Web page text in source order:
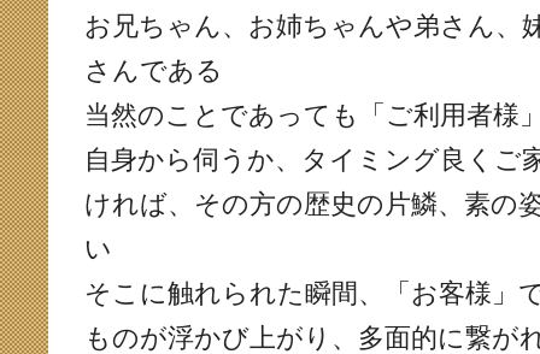
お兄ちゃん、お姉ちゃんや弟さん、
さんである
当然のことであっても「ご利用者様
自身から伺うか、タイミング良くご
ければ、その方の歴史の片鱗、素の
い
そこに触れられた瞬間、「お客様」
ものが浮かび上がり、多面的に繋が